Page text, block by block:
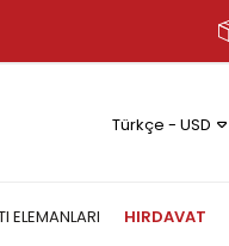
Türkçe - USD
ELEMANLARI HIRDAVAT